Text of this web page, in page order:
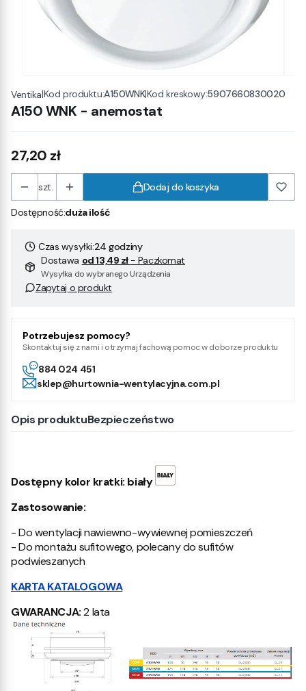
Ventika|Kod produktu:A150WNK|Kod kreskowy:5907660830020
A150 WNK - anemostat
Cena
27,20 zł
szt. Dodaj do koszyka
Dostępność:duża ilość
Czas wysyłki:24 godziny
Dostawa od 13,49 zł - Paczkomat
Wysyłka do wybranego Urządzenia
Zapytaj o produkt
Potrzebujesz pomocy?
Skontaktuj się z nami i otrzymaj fachową pomoc w doborze produktu
884 024 451
sklep@hurtownia-wentylacyjna.com.pl
Opis produktuBezpieczeństwo
Dostępny kolor kratki: biały
Zastosowanie:
- Do wentylacji nawiewno-wywiewnej pomieszczeń
- Do montażu sufitowego, polecany do sufitów
podwieszanych
KARTA KATALOGOWA
GWARANCJA:2 lata